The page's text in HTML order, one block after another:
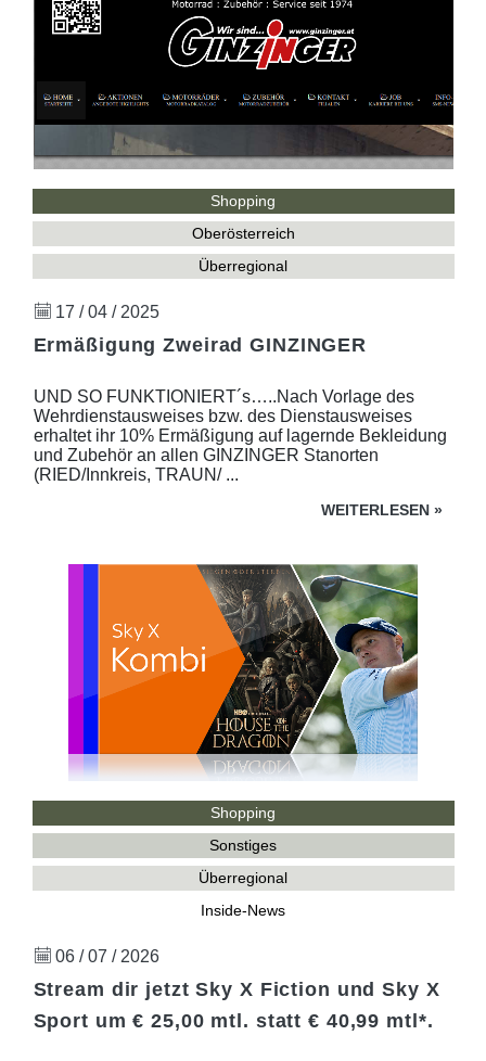
Shopping
Oberösterreich
Überregional
17 / 04 / 2025
Ermäßigung Zweirad GINZINGER
UND SO FUNKTIONIERT´s…..Nach Vorlage des
Wehrdienstausweises bzw. des Dienstausweises
erhaltet ihr 10% Ermäßigung auf lagernde Bekleidung
und Zubehör an allen GINZINGER Stanorten
(RIED/Innkreis, TRAUN/ ...
WEITERLESEN »
Shopping
Sonstiges
Überregional
Inside-News
06 / 07 / 2026
Stream dir jetzt Sky X Fiction und Sky X
Sport um € 25,00 mtl. statt € 40,99 mtl*.